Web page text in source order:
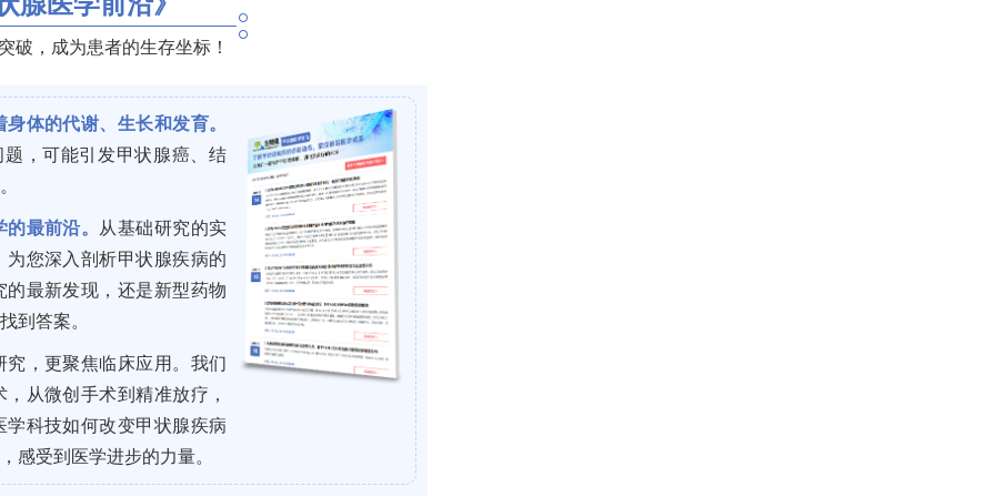
刺激下，肾小球前血管平滑肌细胞可逆地转化为肾
的负向调控，它们是肾脏促红细胞生成素表达的关
具有可塑性的肾小球前血管平滑肌细胞，其内分泌
受到脯氨酰-4-羟化酶2和3的调控，以及这种调控如
些问题，研究人员开展了本项研究，旨在阐明脯氨
内分泌功能决定和可塑性调控中的具体作用，相关
》。
启动子驱动的他莫昔芬诱导性Cre重组酶小鼠模
和/或3等位基因的小鼠杂交，获得平滑肌肌球蛋白
氨酰-4-羟化酶3或两者同时缺失的基因敲除小鼠。
依那普利处理来建立刺激肾素生成的模型。利用